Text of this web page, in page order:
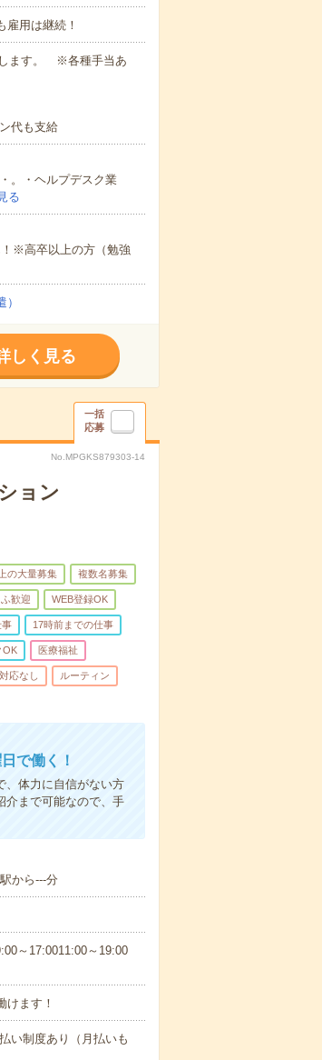
用は継続！
ます。 ※各種手当あ
代も支給
。・ヘルプデスク業
る
※高卒以上の方（勉強
しく見る
一括
応募
No.MPGKS879303-14
ョン
の大量募集 複数名募集
歓迎 WEB登録OK
事 17時前までの仕事
OK 医療福祉
応なし ルーティン
で働く！
、体力に自信がない方
介まで可能なので、手
から---分
～17:0011:00～19:00
ます！
制度あり（月払いも